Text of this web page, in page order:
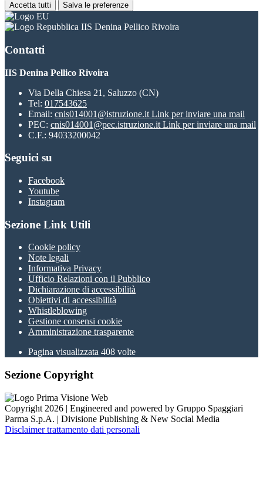
Accetta tutti Salva le preferenze
IIS Denina Pellico Rivoira
Contatti
IIS Denina Pellico Rivoira
Via Della Chiesa 21, Saluzzo (CN)
Tel: 017543625
Email: cnis014001@istruzione.it Link per inviare una mail
PEC: cnis014001@pec.istruzione.it Link per inviare una mail
C.F.: 94033200042
Seguici su
Facebook
Youtube
Instagram
Sezione Link Utili
Cookie policy
Note legali
Informativa Privacy
Ufficio Relazioni con il Pubblico
Dichiarazione di accessibilità
Obiettivi di accessibilità
Whistleblowing
Gestione consensi cookie
Amministrazione trasparente
Pagina visualizzata 408 volte
Sezione Copyright
Copyright 2026 | Engineered and powered by Gruppo Spaggiari
Parma S.p.A. | Divisione Publishing & New Social Media
Disclaimer trattamento dati personali